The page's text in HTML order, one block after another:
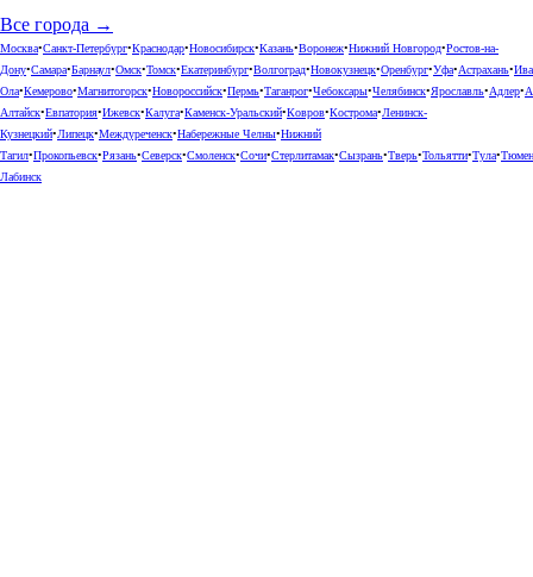
Все города →
Москва•Санкт-Петербург•Краснодар•Новосибирск•Казань•Воронеж•Нижний Новгород•Ростов-на-
Дону•Самара•Барнаул•Омск•Томск•Екатеринбург•Волгоград•Новокузнецк•Оренбург•Уфа•Астрахань•
Ола•Кемерово•Магнитогорск•Новороссийск•Пермь•Таганрог•Чебоксары•Челябинск•Ярославль•Адлер•
Алтайск•Евпатория•Ижевск•Калуга•Каменск-Уральский•Ковров•Кострома•Ленинск-
Кузнецкий•Липецк•Междуреченск•Набережные Челны•Нижний
Тагил•Прокопьевск•Рязань•Северск•Смоленск•Сочи•Стерлитамак•Сызрань•Тверь•Тольятти•Тула•
Лабинск